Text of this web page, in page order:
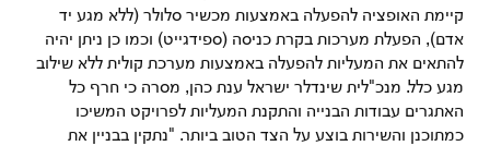
קיימת האופציה להפעלה באמצעות מכשיר סלולר (ללא מגע יד
אדם), הפעלת מערכות בקרת כניסה (ספידגייט) וכמו כן ניתן יהיה
להתאים את המעליות להפעלה באמצעות מערכת קולית ללא שילוב
מגע כלל. מנכ"לית שינדלר ישראל ענת כהן, מסרה כי חרף כל
האתגרים עבודות הבנייה והתקנת המעליות לפרויקט המשיכו
כמתוכנן והשירות בוצע על הצד הטוב ביותר. "נתקין בבניין את